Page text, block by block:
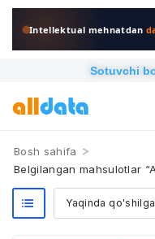
Intellektual mehnatdan
Sotuvchi
Bosh sahifa >
Belgilangan mahsulotlar